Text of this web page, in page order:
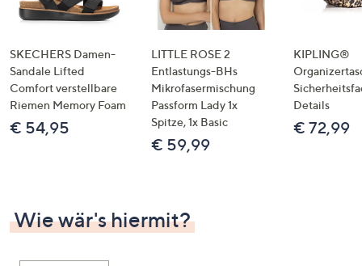
SKECHERS Damen-
Sandale Lifted
Comfort verstellbare
Riemen Memory Foam
€ 54,95
LITTLE ROSE 2
Entlastungs-BHs
Mikrofasermischung
Passform Lady 1x
Spitze, 1x Basic
€ 59,99
KIPLING®
Details
€ 72,99
Wie wär's hiermit?